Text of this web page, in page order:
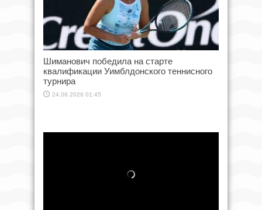
Шиманович победила на старте
квалификации Уимблдонского теннисного
турнира
24.06.2026 01:45